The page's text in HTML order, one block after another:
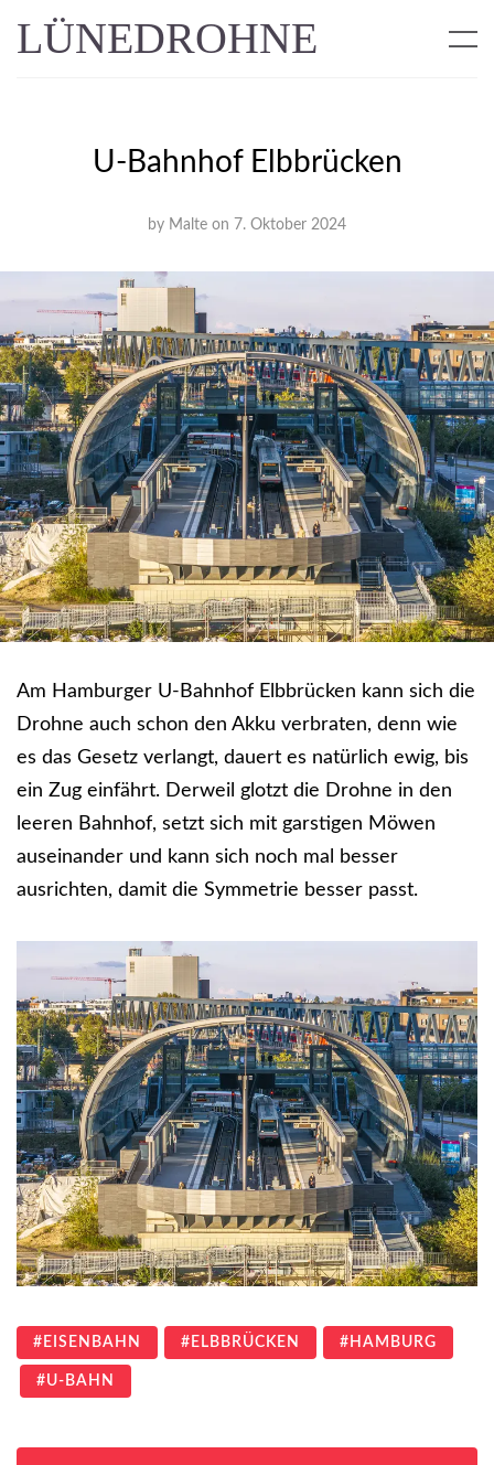
LÜNEDROHNE
U-Bahnhof Elbbrücken
by Malte on 7. Oktober 2024
Am Hamburger U-Bahnhof Elbbrücken kann sich die
Drohne auch schon den Akku verbraten, denn wie
es das Gesetz verlangt, dauert es natürlich ewig, bis
ein Zug einfährt. Derweil glotzt die Drohne in den
leeren Bahnhof, setzt sich mit garstigen Möwen
auseinander und kann sich noch mal besser
ausrichten, damit die Symmetrie besser passt.
EISENBAHN ELBBRÜCKEN HAMBURG
U-BAHN